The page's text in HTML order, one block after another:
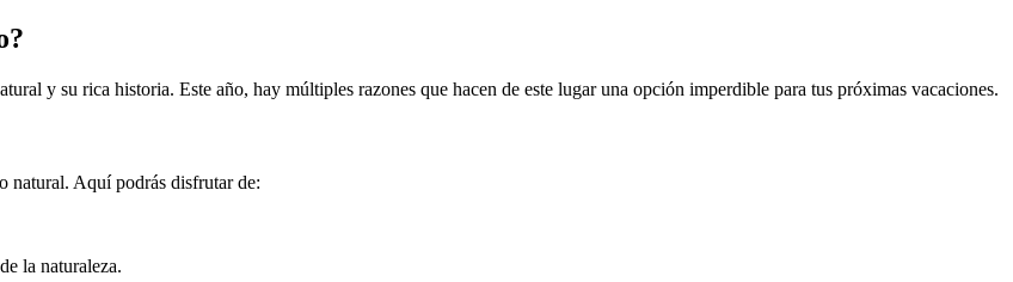
y su rica historia. Este año, hay múltiples razones que hacen de este lugar una opción imperdible para tus próximas vacaciones.
natural. Aquí podrás disfrutar de:
la naturaleza.